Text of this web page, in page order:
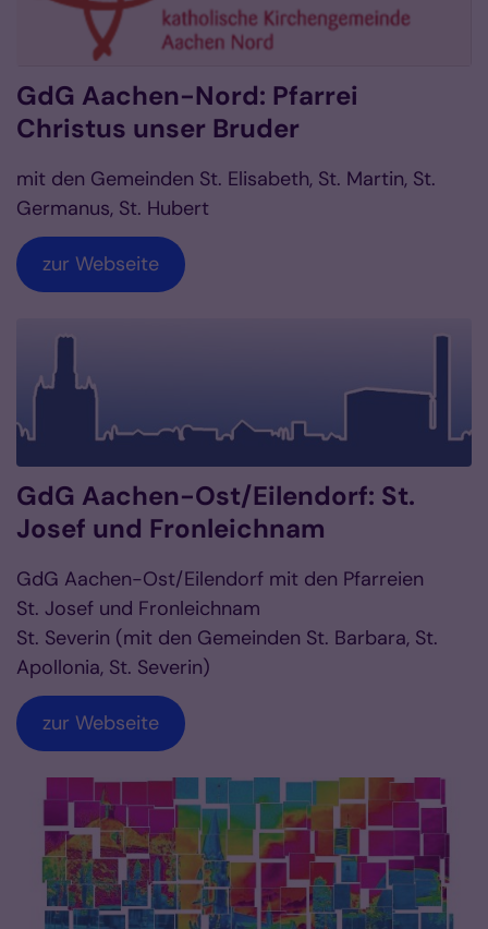
GdG Aachen-Nord: Pfarrei
Christus unser Bruder
mit den Gemeinden St. Elisabeth, St. Martin, St.
Germanus, St. Hubert
zur Webseite
GdG Aachen-Ost/Eilendorf: St.
Josef und Fronleichnam
GdG Aachen-Ost/Eilendorf mit den Pfarreien
St. Josef und Fronleichnam
St. Severin (mit den Gemeinden St. Barbara, St.
Apollonia, St. Severin)
zur Webseite